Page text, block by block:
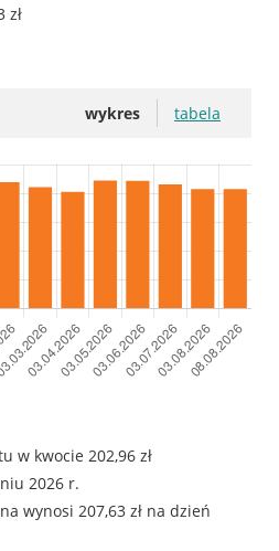
zł
wykres tabela
w kwocie 202,96 zł
2026 r.
wynosi 207,63 zł na dzień